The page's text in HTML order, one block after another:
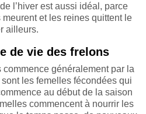
l’hiver est aussi idéal, parce
et les reines quittent le
ailleurs.
de vie des frelons
commence généralement par la
les femelles fécondées qui
au début de la saison
commencent à nourrir les